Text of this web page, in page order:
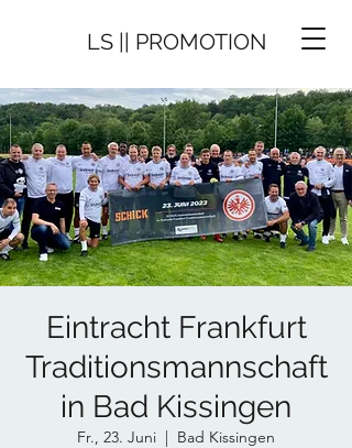
LS || PROMOTION
Eintracht Frankfurt
Traditionsmannschaft
in Bad Kissingen
Fr., 23. Juni
  |
Bad Kissingen